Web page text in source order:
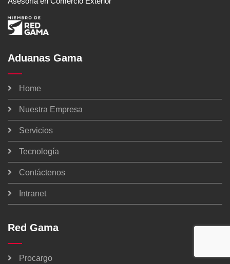
Aduanas Gama
Home
Nuestra Empresa
Servicios
Tecnología
Contáctenos
Intranet
Red Gama
Procargo